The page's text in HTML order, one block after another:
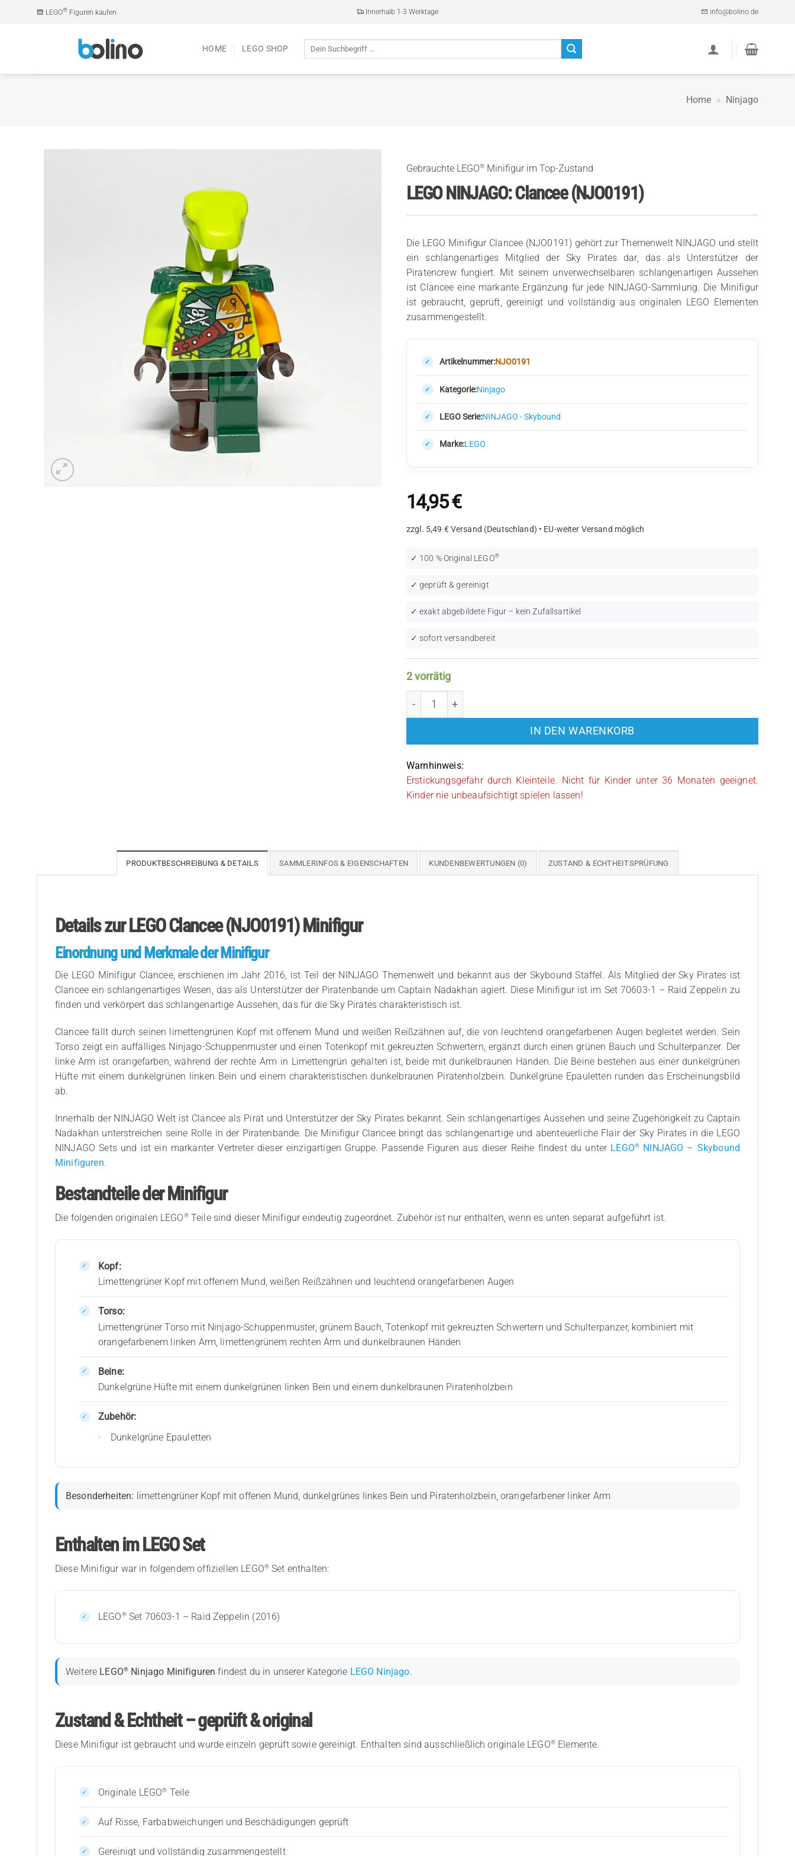
LEGO® Figuren kaufen Innerhalb 1-3 Werktage info@bolino.de
HOME LEGO SHOP
Suche
Home » Ninjago
Gebrauchte LEGO® Minifigur im Top-Zustand
LEGO NINJAGO: Clancee (NJO0191)
Die LEGO Minifigur Clancee (NJO0191) gehört zur Themenwelt NINJAGO und stellt
ein schlangenartiges Mitglied der Sky Pirates dar, das als Unterstützer der
Piratencrew fungiert. Mit seinem unverwechselbaren schlangenartigen Aussehen
ist Clancee eine markante Ergänzung für jede NINJAGO-Sammlung. Die Minifigur
ist gebraucht, geprüft, gereinigt und vollständig aus originalen LEGO Elementen
zusammengestellt.
Artikelnummer:NJO0191
Kategorie:Ninjago
LEGO Serie:NINJAGO - Skybound
Marke:LEGO
14,95€
zzgl. 5,49 € Versand (Deutschland) • EU-weiter Versand möglich
✓ 100 % Original LEGO®
✓ geprüft & gereinigt
✓ exakt abgebildete Figur – kein Zufallsartikel
✓ sofort versandbereit
2 vorrätig
IN DEN WARENKORB
Warnhinweis:
Erstickungsgefahr durch Kleinteile. Nicht für Kinder unter 36 Monaten geeignet.
Kinder nie unbeaufsichtigt spielen lassen!
PRODUKTBESCHREIBUNG & DETAILS SAMMLERINFOS & EIGENSCHAFTEN KUNDENBEWERTUNGEN (0) ZUSTAND & ECHTHEITSPRÜFUNG
Details zur LEGO Clancee (NJO0191) Minifigur
Einordnung und Merkmale der Minifigur
Die LEGO Minifigur Clancee, erschienen im Jahr 2016, ist Teil der NINJAGO Themenwelt und bekannt aus der Skybound Staffel. Als Mitglied der Sky Pirates ist
Clancee ein schlangenartiges Wesen, das als Unterstützer der Piratenbande um Captain Nadakhan agiert. Diese Minifigur ist im Set 70603-1 – Raid Zeppelin zu
finden und verkörpert das schlangenartige Aussehen, das für die Sky Pirates charakteristisch ist.
Clancee fällt durch seinen limettengrünen Kopf mit offenem Mund und weißen Reißzähnen auf, die von leuchtend orangefarbenen Augen begleitet werden. Sein
Torso zeigt ein auffälliges Ninjago-Schuppenmuster und einen Totenkopf mit gekreuzten Schwertern, ergänzt durch einen grünen Bauch und Schulterpanzer. Der
linke Arm ist orangefarben, während der rechte Arm in Limettengrün gehalten ist, beide mit dunkelbraunen Händen. Die Beine bestehen aus einer dunkelgrünen
Hüfte mit einem dunkelgrünen linken Bein und einem charakteristischen dunkelbraunen Piratenholzbein. Dunkelgrüne Epauletten runden das Erscheinungsbild
ab.
Innerhalb der NINJAGO Welt ist Clancee als Pirat und Unterstützer der Sky Pirates bekannt. Sein schlangenartiges Aussehen und seine Zugehörigkeit zu Captain
Nadakhan unterstreichen seine Rolle in der Piratenbande. Die Minifigur Clancee bringt das schlangenartige und abenteuerliche Flair der Sky Pirates in die LEGO
NINJAGO Sets und ist ein markanter Vertreter dieser einzigartigen Gruppe. Passende Figuren aus dieser Reihe findest du unter LEGO®
NINJAGO – Skybound
Minifiguren.
Bestandteile der Minifigur
Die folgenden originalen LEGO®Teile sind dieser Minifigur eindeutig zugeordnet. Zubehör ist nur enthalten, wenn es unten separat aufgeführt ist.
Kopf:
Limettengrüner Kopf mit offenem Mund, weißen Reißzähnen und leuchtend orangefarbenen Augen
Torso:
Limettengrüner Torso mit Ninjago-Schuppenmuster, grünem Bauch, Totenkopf mit gekreuzten Schwertern und Schulterpanzer, kombiniert mit
orangefarbenem linken Arm, limettengrünem rechten Arm und dunkelbraunen Händen
Beine:
Dunkelgrüne Hüfte mit einem dunkelgrünen linken Bein und einem dunkelbraunen Piratenholzbein
Zubehör:
Dunkelgrüne Epauletten
Besonderheiten: limettengrüner Kopf mit offenen Mund, dunkelgrünes linkes Bein und Piratenholzbein, orangefarbener linker Arm
Enthalten im LEGO Set
Diese Minifigur war in folgendem offiziellen LEGO® Set enthalten:
LEGO®Set 70603-1 – Raid Zeppelin (2016)
Weitere LEGO® Ninjago Minifiguren findest du in unserer Kategorie LEGO Ninjago.
Zustand & Echtheit – geprüft & original
Diese Minifigur ist gebraucht und wurde einzeln geprüft sowie gereinigt. Enthalten sind ausschließlich originale LEGO®Elemente.
Originale LEGO® Teile
Auf Risse, Farbabweichungen und Beschädigungen geprüft
Gereinigt und vollständig zusammengestellt